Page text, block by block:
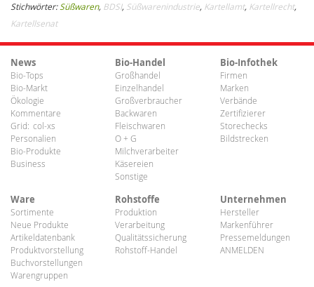
Stichwörter:Süßwaren, BDSI, Süßwarenindustrie, Kartellamt, Kartellrecht,
Kartellsenat
News
Bio-Tops
Bio-Markt
Ökologie
Kommentare
Grid: col-xs
Personalien
Bio-Produkte
Business
Bio-Handel
Großhandel
Einzelhandel
Großverbraucher
Backwaren
Fleischwaren
O + G
Milchverarbeiter
Käsereien
Sonstige
Bio-Infothek
Firmen
Marken
Verbände
Zertifizierer
Storechecks
Bildstrecken
Ware
Sortimente
Neue Produkte
Artikeldatenbank
Produktvorstellung
Buchvorstellungen
Warengruppen
Rohstoffe
Produktion
Verarbeitung
Qualitätssicherung
Rohstoff-Handel
Unternehmen
Hersteller
Markenführer
Pressemeldungen
ANMELDEN